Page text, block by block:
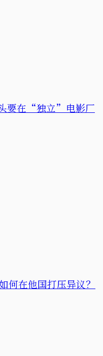
要在“独立”电影厂
在他国打压异议？